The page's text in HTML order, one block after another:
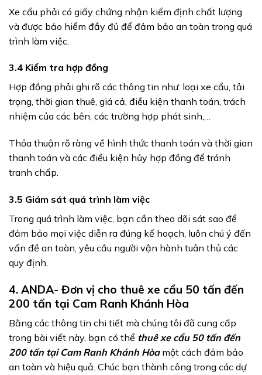
Xe cẩu phải có giấy chứng nhận kiểm định chất lượng
và được bảo hiểm đầy đủ để đảm bảo an toàn trong quá
trình làm việc.
3.4 Kiểm tra hợp đồng
Hợp đồng phải ghi rõ các thông tin như: loại xe cẩu, tải
trọng, thời gian thuê, giá cả, điều kiện thanh toán, trách
nhiệm của các bên, các trường hợp phát sinh,…
Thỏa thuận rõ ràng về hình thức thanh toán và thời gian
thanh toán và các điều kiện hủy hợp đồng để tránh
tranh chấp.
3.5 Giám sát quá trình làm việc
Trong quá trình làm việc, bạn cần theo dõi sát sao để
đảm bảo mọi việc diễn ra đúng kế hoạch, luôn chú ý đến
vấn đề an toàn, yêu cầu người vận hành tuân thủ các
quy định.
4. ANDA- Đơn vị cho thuê xe cẩu 50 tấn đến
200 tấn tại Cam Ranh Khánh Hòa
Bằng các thông tin chi tiết mà chúng tôi đã cung cấp
trong bài viết này, bạn có thể thuê xe cẩu 50 tấn đến
200 tấn tại Cam Ranh Khánh Hòamột cách đảm bảo
an toàn và hiệu quả. Chúc bạn thành công trong các dự